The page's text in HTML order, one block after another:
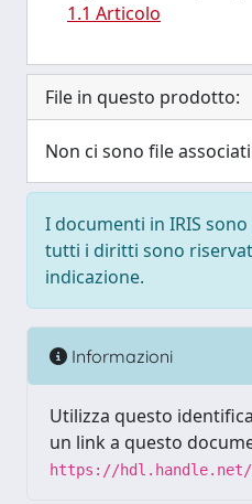
1.1 Articolo
File in questo prodotto:
Non ci sono file
I documenti in IRIS
tutti i diritti sono
indicazione.
Informazioni
Utilizza questo
un link a questo
https://hdl.handle.net/